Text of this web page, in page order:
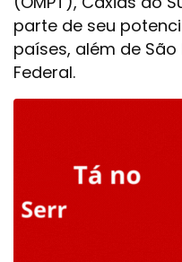
parte de seu
países, além de
Federal.